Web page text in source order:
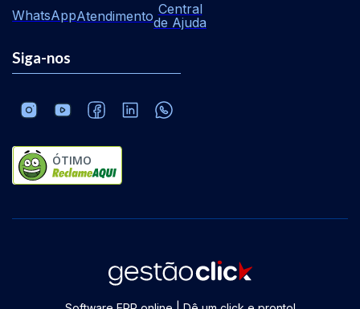
WhatsAppAtendimento Central
de Ajuda
Siga-nos
ÓTIMO